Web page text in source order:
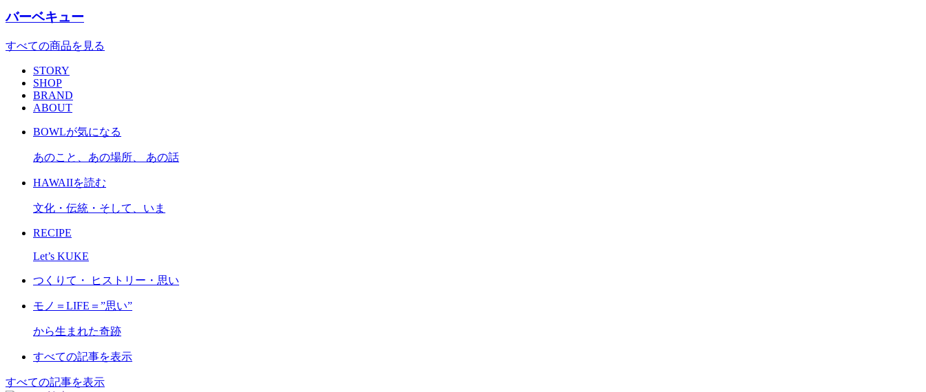
バーベキュー
すべての商品を見る
STORY
SHOP
BRAND
ABOUT
BOWLが気になる
あのこと、あの場所、 あの話
HAWAIIを読む
文化・伝統・そして、いま
RECIPE
Let’s KUKE
つくりて・ ヒストリー・思い
モノ＝LIFE＝”思い”
から生まれた奇跡
すべての記事を表示
すべての記事を表示